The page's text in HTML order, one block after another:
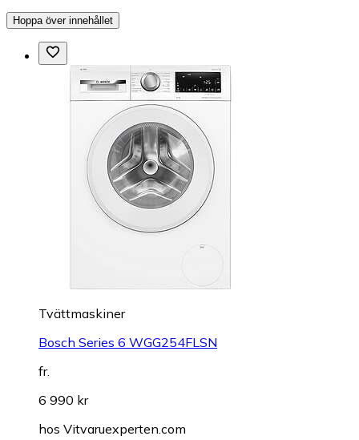
Hoppa över innehållet
Tvättmaskiner
Bosch Series 6 WGG254FLSN
fr.
6 990 kr
hos Vitvaruexperten.com